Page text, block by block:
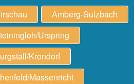
Amberg-Sulzbach
Urspring
Krondorf
Massenricht